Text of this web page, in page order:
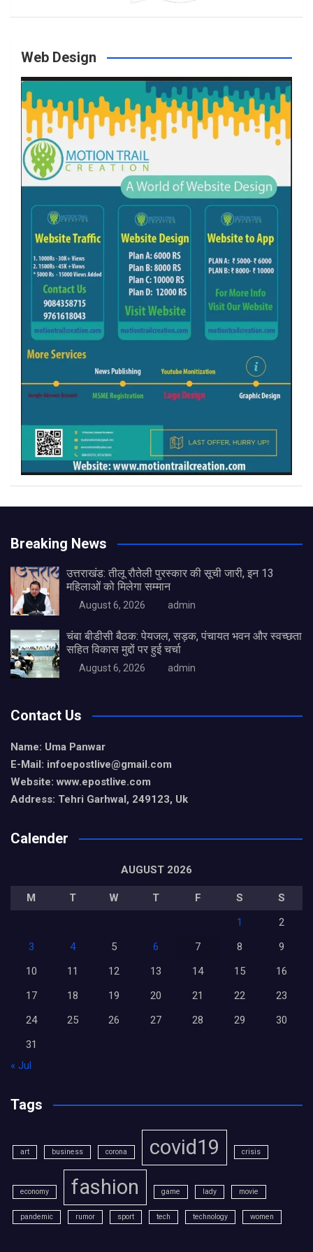
o
k a
m
r e
Web Design
Breaking News
उत्तराखंड: तीलू रौतेली पुरस्कार की सूची जारी, इन 13
महिलाओं को मिलेगा सम्मान
August 6, 2026 admin
चंबा बीडीसी बैठक: पेयजल, सड़क, पंचायत भवन और स्वच्छता
सहित विकास मुद्दों पर हुई चर्चा
August 6, 2026 admin
Contact Us
Name: Uma Panwar
E-Mail: infoepostlive@gmail.com
Website: www.epostlive.com
Address: Tehri Garhwal, 249123, Uk
Calender
AUGUST 2026
M T W T F S
S
1
2
3
4 5 6 7 8
9
10
11 12 13 14 15
16
17
18 19 20 21 22
23
24
25 26 27 28 29
30
31
« Jul
Tags
art business corona covid19 crisis
economy fashion game lady movie
pandemic rumor sport tech technology women